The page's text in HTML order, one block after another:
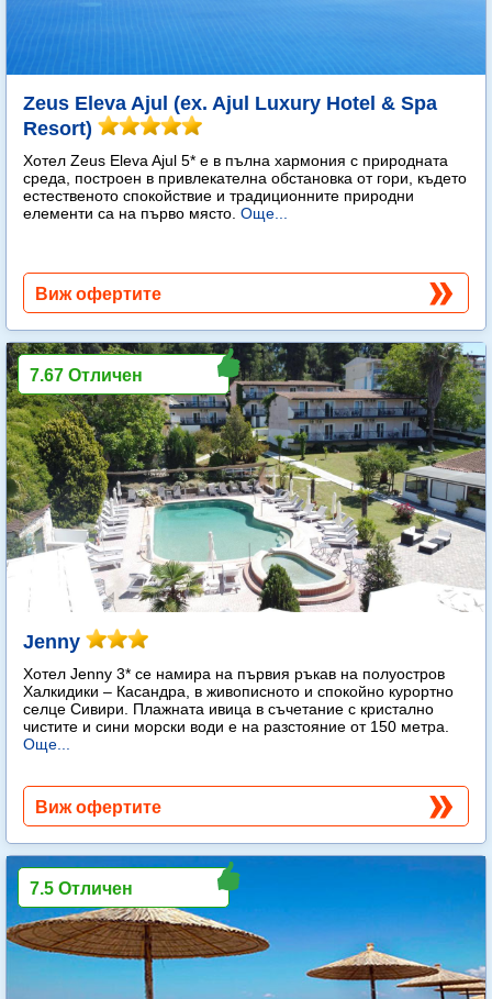
Zeus Eleva Ajul (ex. Ajul Luxury Hotel & Spa
Resort)
Хотел Zeus Eleva Ajul 5* е в пълна хармония с природната
среда, построен в привлекателна обстановка от гори, където
естественото спокойствие и традиционните природни
елементи са на първо място. Още...
Виж офертите
Jenny
Хотел Jenny 3* се намира на първия ръкав на полуостров
Халкидики – Касандра, в живописното и спокойно курортно
селце Сивири. Плажната ивица в съчетание с кристално
чистите и сини морски води е на разстояние от 150 метра.
Още...
7.67 Отличен
Виж офертите
7.5 Отличен